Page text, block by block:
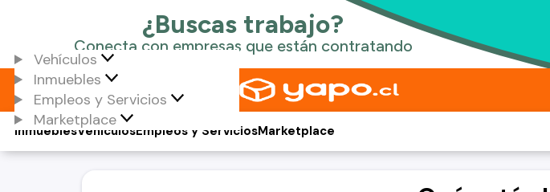
Vehículos
Inmuebles
Empleos y Servicios
Marketplace
Vehículos
Inmuebles Empleos y ServiciosMarketplace